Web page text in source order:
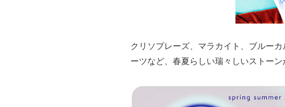
クリソプレーズ、マラカイト、ブルー
ーツなど、春夏らしい瑞々しいストーン